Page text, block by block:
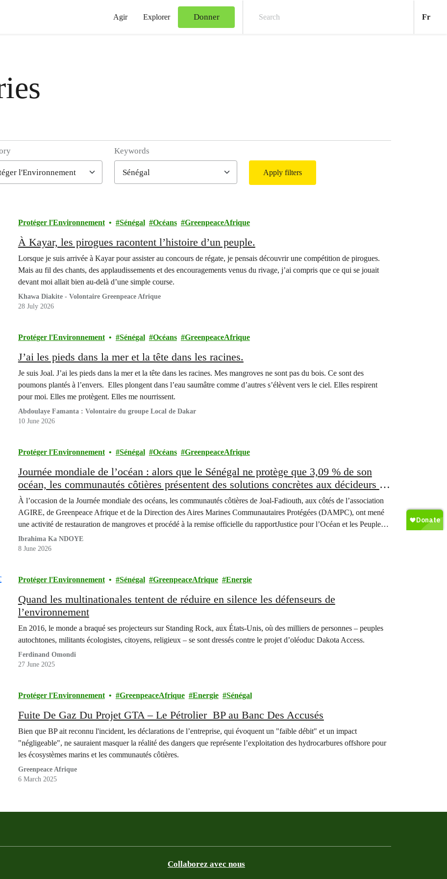
Agir Explorer Donner Fr
Keywords
Apply filters
Protéger l'Environnement Sénégal Océans GreenpeaceAfrique
À Kayar, les pirogues racontent l’histoire d’un peuple.
Lorsque je suis arrivée à Kayar pour assister au concours de régate, je pensais découvrir une compétition de pirogues.
Mais au fil des chants, des applaudissements et des encouragements venus du rivage, j’ai compris que ce qui se jouait
devant moi allait bien au-delà d’une simple course.
Khawa Diakite - Volontaire Greenpeace Afrique
28 July 2026
Protéger l'Environnement Sénégal Océans GreenpeaceAfrique
J’ai les pieds dans la mer et la tête dans les racines.
Je suis Joal. J’ai les pieds dans la mer et la tête dans les racines. Mes mangroves ne sont pas du bois. Ce sont des
poumons plantés à l’envers. Elles plongent dans l’eau saumâtre comme d’autres s’élèvent vers le ciel. Elles respirent
pour moi. Elles me protègent. Elles me nourrissent.
Abdoulaye Famanta : Volontaire du groupe Local de Dakar
10 June 2026
Protéger l'Environnement Sénégal Océans GreenpeaceAfrique
Journée mondiale de l’océan : alors que le Sénégal ne protège que 3,09 % de son
océan, les communautés côtières présentent des solutions concrètes aux décideurs à
Joal-Fadiouth
À l’occasion de la Journée mondiale des océans, les communautés côtières de Joal-Fadiouth, aux côtés de l’association
AGIRE, de Greenpeace Afrique et de la Direction des Aires Marines Communautaires Protégées (DAMPC), ont mené
une activité de restauration de mangroves et procédé à la remise officielle du rapportJustice pour l’Océan et les Peuples,
qui documente le…
Ibrahima Ka NDOYE
8 June 2026
Protéger l'Environnement Sénégal GreenpeaceAfrique Energie
Quand les multinationales tentent de réduire en silence les défenseurs de
l’environnement
En 2016, le monde a braqué ses projecteurs sur Standing Rock, aux États-Unis, où des milliers de personnes – peuples
autochtones, militants écologistes, citoyens, religieux – se sont dressés contre le projet d’oléoduc Dakota Access.
Ferdinand Omondi
27 June 2025
Protéger l'Environnement GreenpeaceAfrique Energie Sénégal
Fuite De Gaz Du Projet GTA – Le Pétrolier BP au Banc Des Accusés
Bien que BP ait reconnu l'incident, les déclarations de l’entreprise, qui évoquent un "faible débit" et un impact
"négligeable", ne sauraient masquer la réalité des dangers que représente l’exploitation des hydrocarbures offshore pour
les écosystèmes marins et les communautés côtières.
Greenpeace Afrique
6 March 2025
Collaborez avec nous